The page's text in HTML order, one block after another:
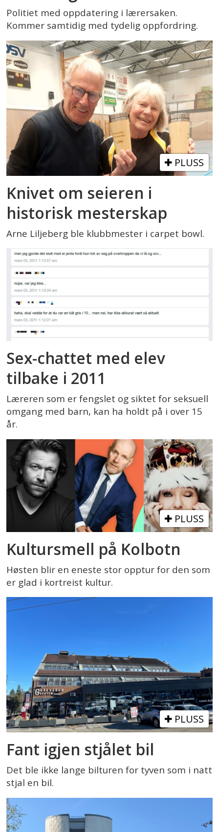
Politiet med oppdatering i lærersaken.
Kommer samtidig med tydelig oppfordring.
PLUSS
Knivet om seieren i
historisk mesterskap
Arne Liljeberg ble klubbmester i carpet bowl.
Sex-chattet med elev
tilbake i 2011
Læreren som er fengslet og siktet for seksuell
omgang med barn, kan ha holdt på i over 15
år.
PLUSS
Kultursmell på Kolbotn
Høsten blir en eneste stor opptur for den som
er glad i kortreist kultur.
PLUSS
Fant igjen stjålet bil
Det ble ikke lange bilturen for tyven som i natt
stjal en bil.